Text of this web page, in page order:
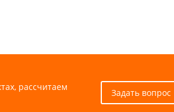
рассчитаем
Задать вопрос